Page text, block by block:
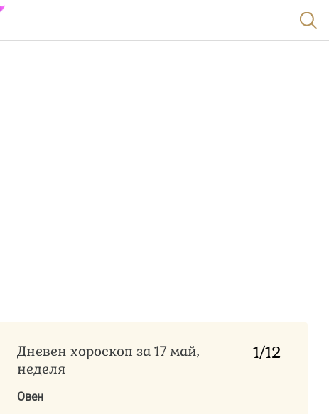
1/12
Дневен хороскоп за 17 май,
неделя
Овен